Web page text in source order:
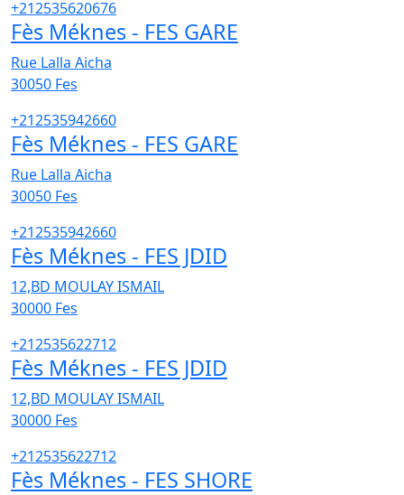
+212535620676
Fès Méknes - FES GARE
Rue Lalla Aicha
30050 Fes
+212535942660
Fès Méknes - FES GARE
Rue Lalla Aicha
30050 Fes
+212535942660
Fès Méknes - FES JDID
12,BD MOULAY ISMAIL
30000 Fes
+212535622712
Fès Méknes - FES JDID
12,BD MOULAY ISMAIL
30000 Fes
+212535622712
Fès Méknes - FES SHORE